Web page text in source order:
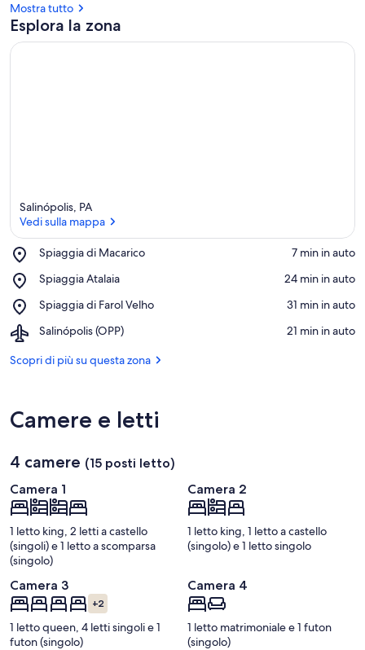
Mostra tutto
Esplora la zona
Salinópolis, PA
Vedi sulla mappa
Spiaggia di Macarico
Place,
di
‪7 min in auto‬
Spiaggia Atalaia
Place,
Atalaia
‪24 min in auto‬
Spiaggia di Farol Velho
Place,
di
Velho
‪31 min in auto‬
Salinópolis (OPP)
Airport,
(OPP)
‪21 min in auto‬
Scopri di più su questa zona
Camere e letti
4 camere (15 posti letto)
Camera 1
1 letto king, 2 letti a castello
(singoli) e 1 letto a scomparsa
(singolo)
Camera 2
1 letto king, 1 letto a castello
(singolo) e 1 letto singolo
Camera 3
+2
1 letto queen, 4 letti singoli e 1
futon (singolo)
Camera 4
1 letto matrimoniale e 1 futon
(singolo)